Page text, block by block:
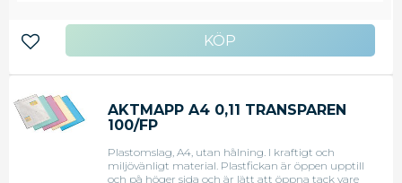
Lägg till i favoriter
AKTMAPP A4 0,11 TRANSPAREN
100/FP
Plastomslag, A4, utan hålning. I kraftigt och
miljövänligt material. Plastfickan är öppen upptill
och på höger sida och är lätt att öppna tack vare